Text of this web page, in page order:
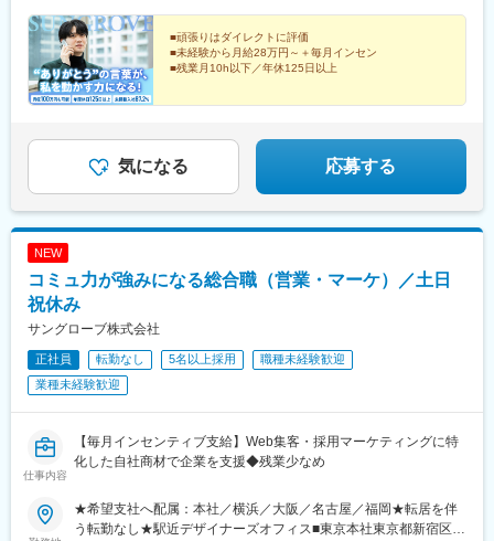
囲
■頑張りはダイレクトに評価
■未経験から月給28万円～＋毎月インセン
■残業月10h以下／年休125日以上
そんな存在になりませんか？
気になる 応募する
NEW
コミュ力が強みになる総合職（営業・マーケ）／土日
祝休み
サングローブ株式会社
正社員 転勤なし 5名以上採用
職種未経験歓迎
業種未経験歓迎
仕事内容
【毎月インセンティブ支給】Web集客・採用マーケティングに特
化した自社商材で企業を支援◆残業少なめ
★希望支社へ配属：本社／横浜／大阪／名古屋／福岡★転居を伴
う転勤なし★駅近デザイナーズオフィス■東京本社東京都新宿区西